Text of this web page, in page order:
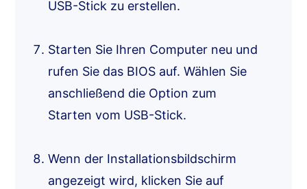
USB-Stick zu erstellen.
Starten Sie Ihren Computer neu und
rufen Sie das BIOS auf. Wählen Sie
anschließend die Option zum
Starten vom USB-Stick.
Wenn der Installationsbildschirm
angezeigt wird, klicken Sie auf